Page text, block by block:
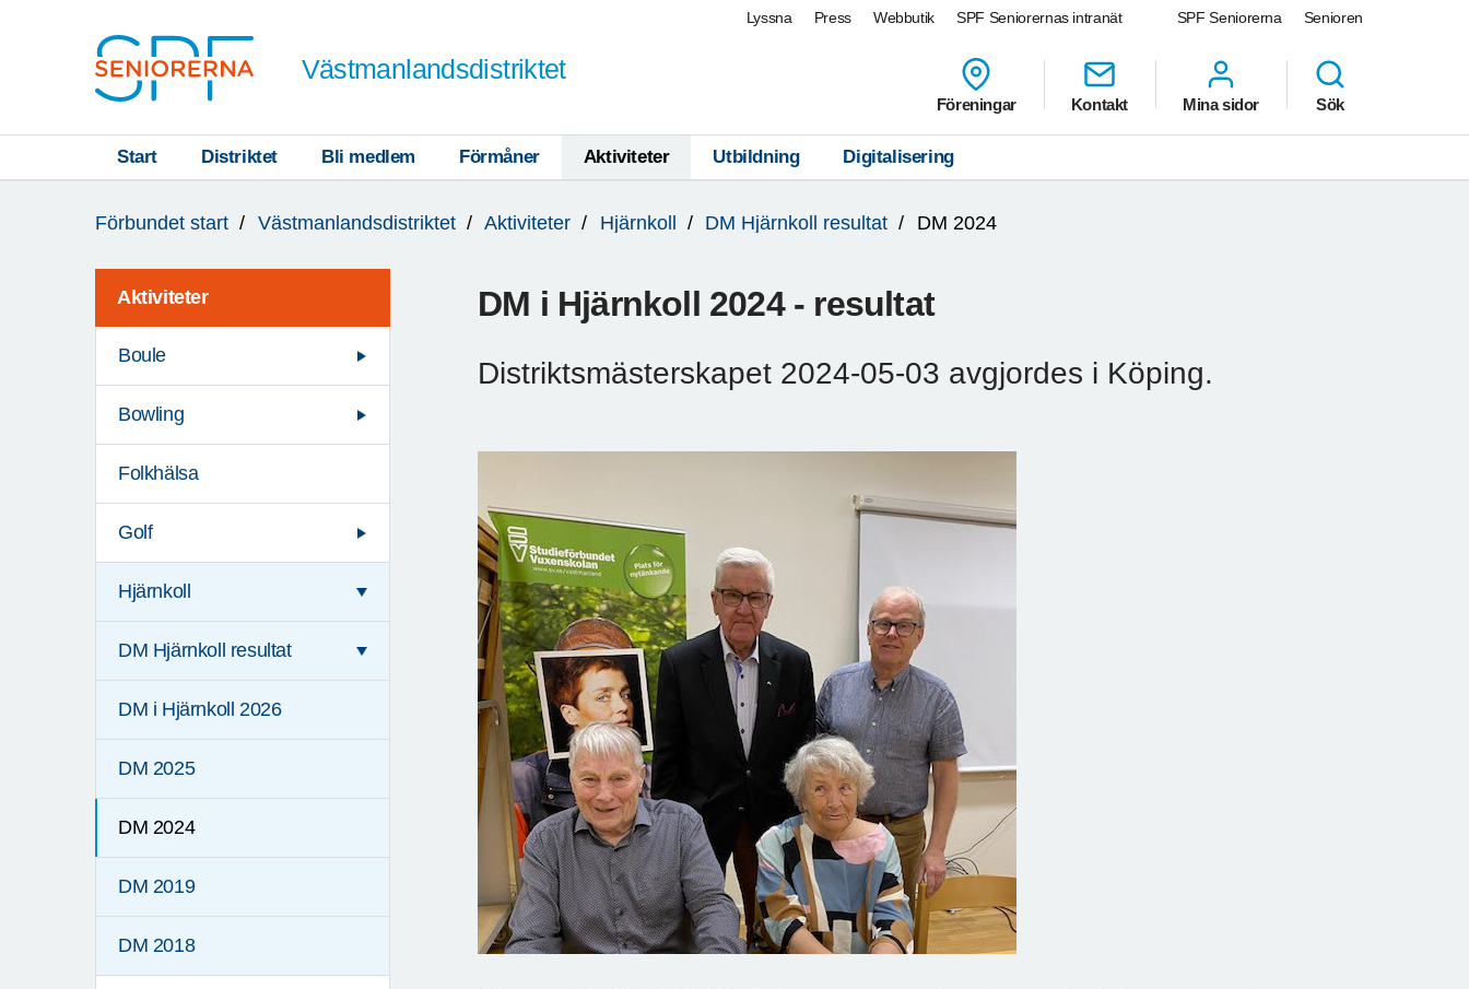
SPF Seniorerna Senioren
Lyssna Press Webbutik SPF Seniorernas intranät
Västmanlandsdistriktet
Föreningar Kontakt Mina sidor Sök
Start Distriktet Bli medlem Förmåner Aktiviteter Utbildning Digitalisering
är
Förbundet start Västmanlandsdistriktet Aktiviteter Hjärnkoll DM Hjärnkoll resultat DM 2024
Aktiviteter
Boule
Bowling
Folkhälsa
Golf
Hjärnkoll
DM Hjärnkoll resultat
DM i Hjärnkoll 2026
DM 2025
DM 2024
DM 2019
DM 2018
DM i Hjärnkoll 2024 - resultat
Distriktsmästerskapet 2024-05-03 avgjordes i Köping.